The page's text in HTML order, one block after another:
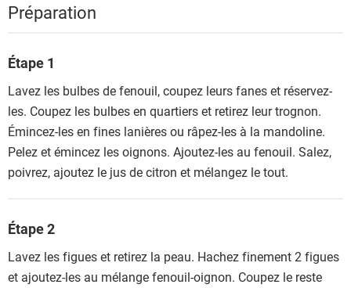
Préparation
Étape 1
Lavez les bulbes de fenouil, coupez leurs fanes et réservez-
les. Coupez les bulbes en quartiers et retirez leur trognon.
Émincez-les en fines lanières ou râpez-les à la mandoline.
Pelez et émincez les oignons. Ajoutez-les au fenouil. Salez,
poivrez, ajoutez le jus de citron et mélangez le tout.
Étape 2
Lavez les figues et retirez la peau. Hachez finement 2 figues
et ajoutez-les au mélange fenouil-oignon. Coupez le reste